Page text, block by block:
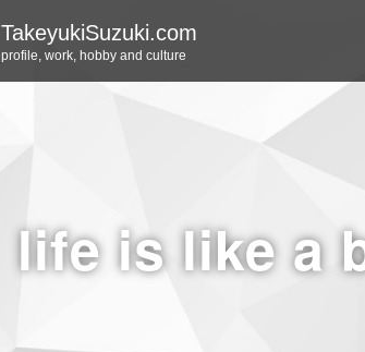
TakeyukiSuzuki.com
profile, work, hobby and culture
life is like a